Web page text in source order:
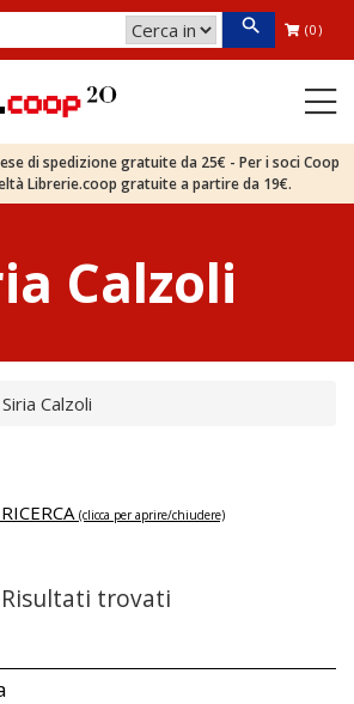
(0)
di spedizione gratuite da 25€ - Per i soci Coop
Librerie.coop gratuite a partire da 19€.
Calzoli
Siria Calzoli
(clicca per aprire/chiudere)
Risultati trovati